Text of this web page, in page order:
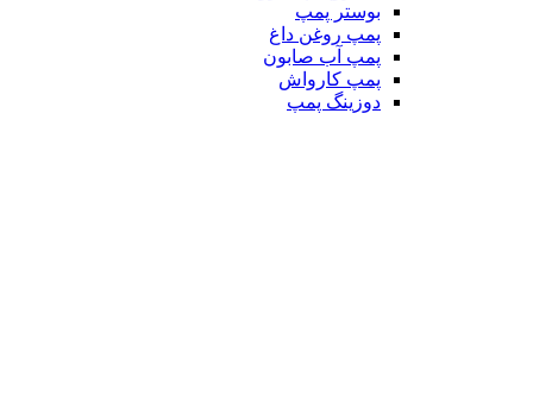
بوستر پمپ
پمپ روغن داغ
پمپ آب صابون
پمپ کارواش
دوزینگ پمپ